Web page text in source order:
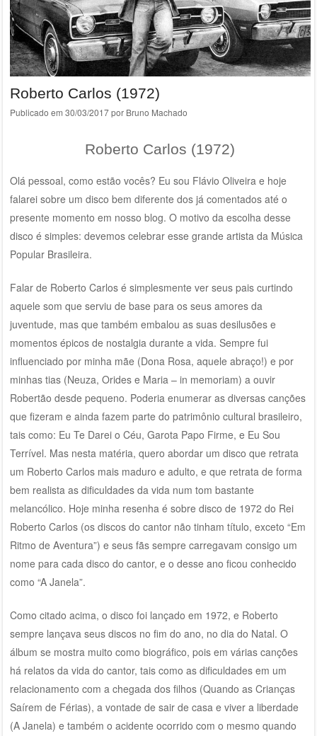
Roberto Carlos (1972)
Publicado em 30/03/2017por Bruno Machado
Roberto Carlos (1972)
Olá pessoal, como estão vocês? Eu sou Flávio Oliveira e hoje
falarei sobre um disco bem diferente dos já comentados até o
presente momento em nosso blog. O motivo da escolha desse
disco é simples: devemos celebrar esse grande artista da Música
Popular Brasileira.
Falar de Roberto Carlos é simplesmente ver seus pais curtindo
aquele som que serviu de base para os seus amores da
juventude, mas que também embalou as suas desilusões e
momentos épicos de nostalgia durante a vida. Sempre fui
influenciado por minha mãe (Dona Rosa, aquele abraço!) e por
minhas tias (Neuza, Orides e Maria – in memoriam) a ouvir
Robertão desde pequeno. Poderia enumerar as diversas canções
que fizeram e ainda fazem parte do patrimônio cultural brasileiro,
tais como: Eu Te Darei o Céu, Garota Papo Firme, e Eu Sou
Terrível. Mas nesta matéria, quero abordar um disco que retrata
um Roberto Carlos mais maduro e adulto, e que retrata de forma
bem realista as dificuldades da vida num tom bastante
melancólico. Hoje minha resenha é sobre disco de 1972 do Rei
Roberto Carlos (os discos do cantor não tinham título, exceto “Em
Ritmo de Aventura”) e seus fãs sempre carregavam consigo um
nome para cada disco do cantor, e o desse ano ficou conhecido
como “A Janela”.
Como citado acima, o disco foi lançado em 1972, e Roberto
sempre lançava seus discos no fim do ano, no dia do Natal. O
álbum se mostra muito como biográfico, pois em várias canções
há relatos da vida do cantor, tais como as dificuldades em um
relacionamento com a chegada dos filhos (Quando as Crianças
Saírem de Férias), a vontade de sair de casa e viver a liberdade
(A Janela) e também o acidente ocorrido com o mesmo quando